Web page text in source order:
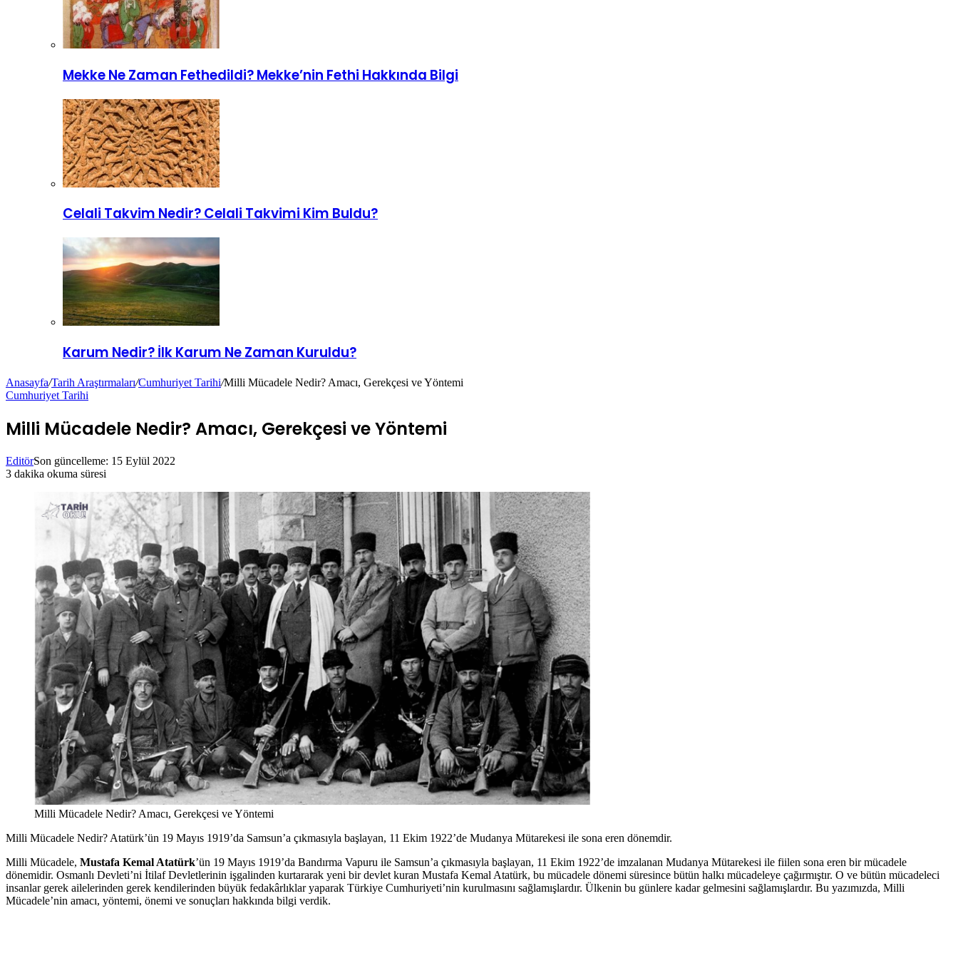
Mekke Ne Zaman Fethedildi? Mekke’nin Fethi Hakkında Bilgi
Celali Takvim Nedir? Celali Takvimi Kim Buldu?
Karum Nedir? İlk Karum Ne Zaman Kuruldu?
Anasayfa/Tarih Araştırmaları/Cumhuriyet Tarihi/Milli Mücadele Nedir? Amacı, Gerekçesi ve Yöntemi
Cumhuriyet Tarihi
Milli Mücadele Nedir? Amacı, Gerekçesi ve Yöntemi
EditörSon güncelleme: 15 Eylül 2022
3 dakika okuma süresi
Milli Mücadele Nedir? Amacı, Gerekçesi ve Yöntemi
Milli Mücadele Nedir? Atatürk’ün 19 Mayıs 1919’da Samsun’a çıkmasıyla başlayan, 11 Ekim 1922’de Mudanya Mütarekesi ile sona eren dönemdir.
Milli Mücadele, Mustafa Kemal Atatürk’ün 19 Mayıs 1919’da Bandırma Vapuru ile Samsun’a çıkmasıyla başlayan, 11 Ekim 1922’de imzalanan Mudanya Mütarekesi ile fiilen sona eren bir mücadele
dönemidir. Osmanlı Devleti’ni İtilaf Devletlerinin işgalinden kurtararak yeni bir devlet kuran Mustafa Kemal Atatürk, bu mücadele dönemi süresince bütün halkı mücadeleye çağırmıştır. O ve bütün mücadeleci
insanlar gerek ailelerinden gerek kendilerinden büyük fedakârlıklar yaparak Türkiye Cumhuriyeti’nin kurulmasını sağlamışlardır. Ülkenin bu günlere kadar gelmesini sağlamışlardır. Bu yazımızda, Milli
Mücadele’nin amacı, yöntemi, önemi ve sonuçları hakkında bilgi verdik.